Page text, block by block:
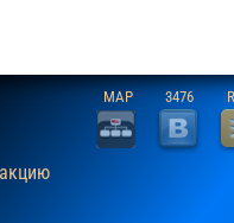
MAP 3476